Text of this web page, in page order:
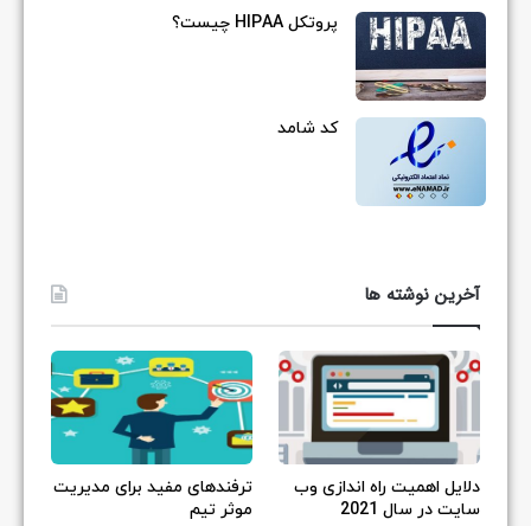
پروتکل HIPAA چیست؟
کد شامد
آخرین نوشته ها
دلایل اهمیت راه اندازی وب
سایت در سال 2021
ترفندهای مفید برای مدیریت
موثر تیم